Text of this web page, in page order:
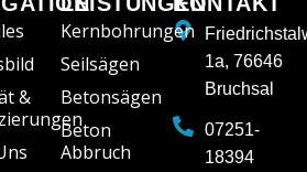
&
Kernbohrungen
Seilsägen
Betonsägen
Beton
Abbruch
1a, 76646
Bruchsal
07251-
18394